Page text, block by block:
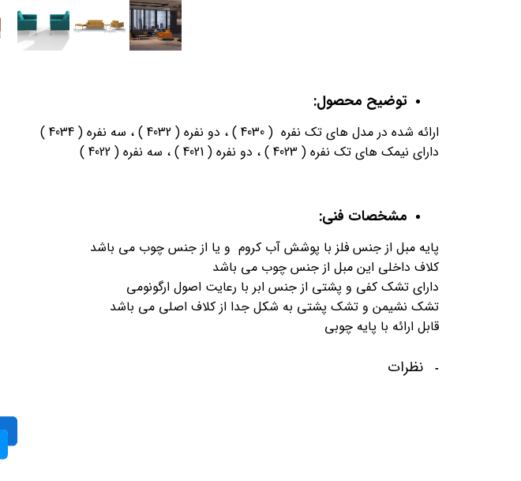
توضیح محصول:
ارائه شده در مدل های تک نفره ( 4030 ) ، دو نفره ( 4032 ) ، سه نفره ( 4034 )
دارای نیمک های تک نفره ( 4023 ) ، دو نفره ( 4021 ) ، سه نفره ( 4022 )
مشخصات فنی:
پایه مبل از جنس فلز با پوشش آب کروم و یا از جنس چوب می باشد
کلاف داخلی این مبل از جنس چوب می باشد
دارای تشک کفی و پشتی از جنس ابر با رعایت اصول ارگونومی
تشک نشیمن و تشک پشتی به شکل جدا از کلاف اصلی می باشد
قابل ارائه با پایه چوبی
نظرات